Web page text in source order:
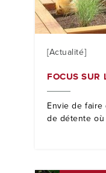
[Actualité]
FOCUS SUR
Envie de
de détente